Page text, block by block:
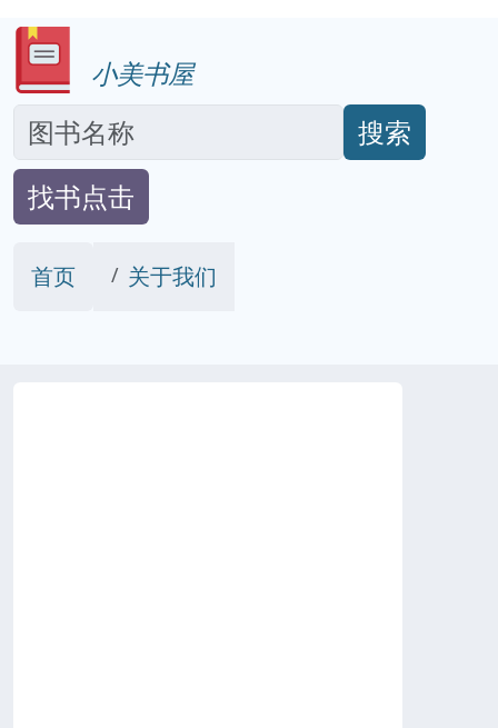
小美书屋
搜索
找书点击
首页 关于我们